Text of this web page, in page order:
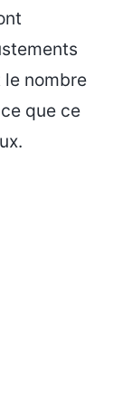
le nombre
que ce